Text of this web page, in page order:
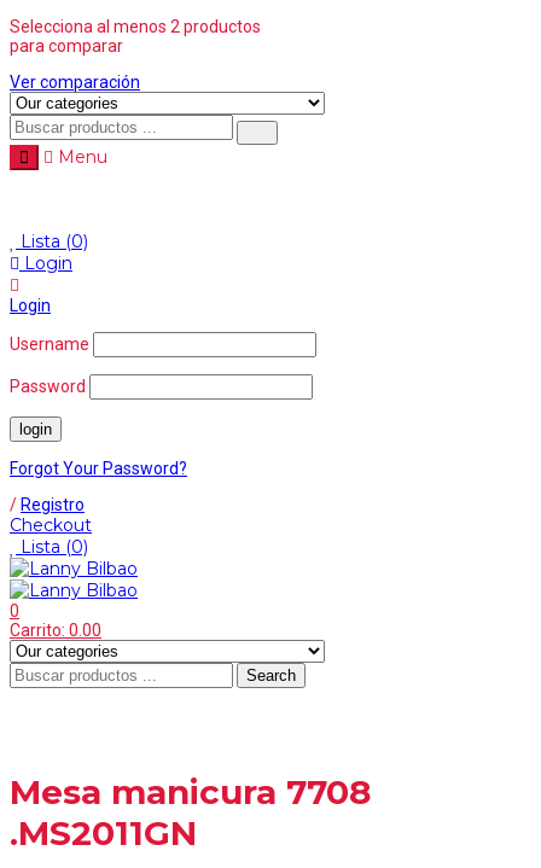
Selecciona al menos 2 productos
para comparar
Ver comparación
Menu
Lista (0)
Login
Login
Username
Password
Forgot Your Password?
/ Registro
Checkout
Lista (0)
0
Carrito: 0.00
Search
Mesa manicura 7708
.MS2011GN